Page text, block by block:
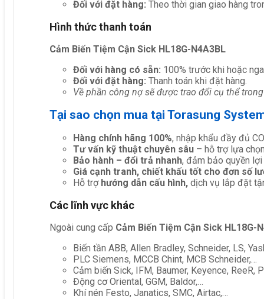
Đối với đặt hàng: Theo thời gian giao hàng
Hình thức thanh toán
Cảm Biến Tiệm Cận Sick HL18G-N4A3BL
Đối với hàng có sẵn: 100% trước khi hoặc
Đối với đặt hàng: Thanh toán khi đặt hàng.
Về phần công nợ sẽ được trao đổi cụ thể
Tại sao chọn mua tại Torasung
Hàng chính hãng 100%, nhập khẩu đầy đủ
Tư vấn kỹ thuật chuyên sâu – hỗ trợ lựa
Bảo hành – đổi trả nhanh, đảm bảo quyền lợi
Giá cạnh tranh, chiết khấu tốt cho đơn số
Hỗ trợ hướng dẫn cấu hình, dịch vụ lắp đặt
Các lĩnh vực khác
Ngoài cung cấp Cảm Biến Tiệm Cận Sick HL18G-
Biến tần ABB, Allen Bradley, Schneider, LS,
PLC Siemens, MCCB Chint, MCB Schneider,…
Cảm biến Sick, IFM, Baumer, Keyence, ReeR,
Động cơ Oriental, GGM, Baldor,…
Khí nén Festo, Janatics, SMC, Airtac,…